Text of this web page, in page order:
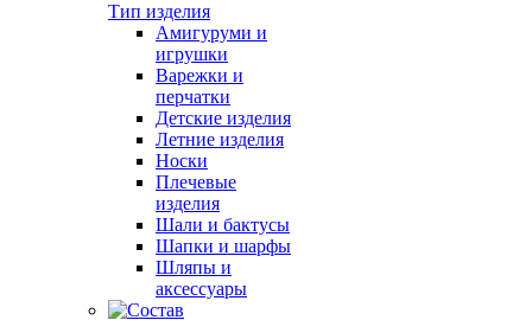
Тип изделия
Амигуруми и
игрушки
Варежки и
перчатки
Детские изделия
Летние изделия
Носки
Плечевые
изделия
Шали и бактусы
Шапки и шарфы
Шляпы и
аксессуары